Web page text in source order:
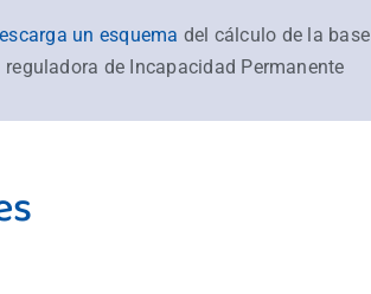
un esquema del cálculo de la base
reguladora de Incapacidad Permanente